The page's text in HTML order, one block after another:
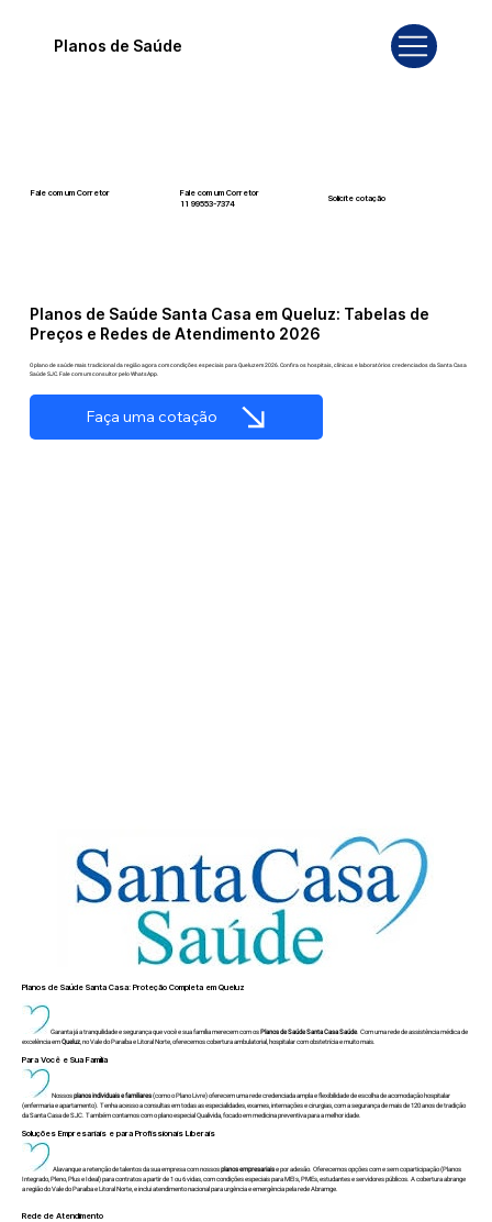
Planos de Saúde
Planos de Saúde Santa Casa em Queluz: Tabelas de
Preços e Redes de Atendimento 2026
O plano de saúde mais tradicional da região agora com condições especiais para Queluz em 2026. Confira os hospitais, clínicas e laboratórios credenciados da Santa Casa
Saúde SJC. Fale com um consultor pelo WhatsApp.
Faça uma cotação
Fale com um Corretor
Fale com um Corretor
11 99553-7374
Solicite cotação
Planos de Saúde Santa Casa: Proteção Completa em Queluz
Garanta já a tranquilidade e segurança que você e sua família merecem com osPlanos de Saúde Santa Casa Saúde. Com uma rede de assistência médica de
excelência emQueluz , no Vale do Paraíba e Litoral Norte, oferecemos cobertura ambulatorial, hospitalar com obstetrícia e muito mais.
Para Você e Sua Família
Nossosplanos individuais e familiares(como o Plano Livre) oferecem uma rede credenciada ampla e flexibilidade de escolha de acomodação hospitalar
(enfermaria e apartamento). Tenha acesso a consultas em todas as especialidades, exames, internações e cirurgias, com a segurança de mais de 120 anos de tradição
da Santa Casa de SJC. Também contamos com o plano especial Qualivida, focado em medicina preventiva para a melhor idade.
Soluções Empresariais e para Profissionais Liberais
Alavanque a retenção de talentos da sua empresa com nossosplanos empresariaise por adesão. Oferecemos opções com e sem coparticipação (Planos
Integrado, Pleno, Plus e Ideal) para contratos a partir de 1 ou 6 vidas, com condições especiais para MEIs, PMEs, estudantes e servidores públicos. A cobertura abrange
a região do Vale do Paraíba e Litoral Norte, e inclui atendimento nacional para urgência e emergência pela rede Abramge.
Rede de Atendimento